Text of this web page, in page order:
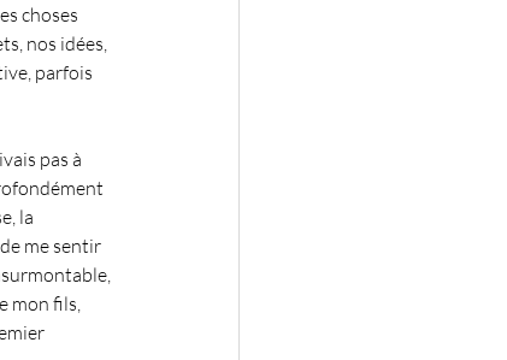
choses
nos idées,
parfois
pas à
la
me sentir
mon fils,